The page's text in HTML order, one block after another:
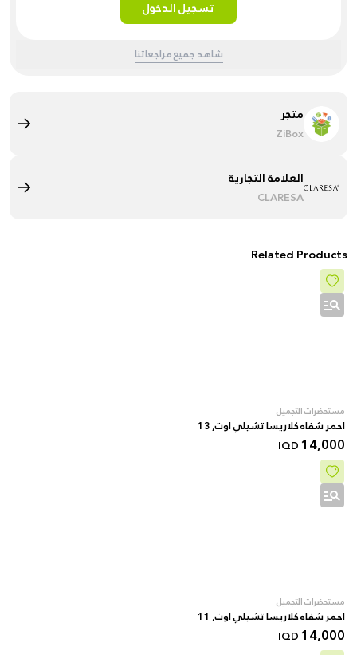
تسجيل الدخول
شاهد جميع مراجعاتنا
متجر
ZiBox
العلامة التجارية
CLARESA
Related Products
مستحضرات التجميل
احمر شفاه كلاريسا تشيلي اوت, 13
14,000
IQD
مستحضرات التجميل
احمر شفاه كلاريسا تشيلي اوت, 11
14,000
IQD